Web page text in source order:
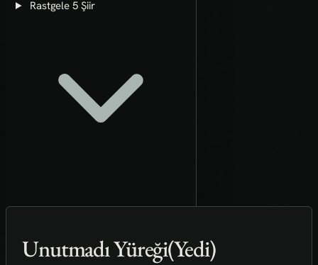
Rastgele 5 Şiir
Unutmadı Yüreği(Yedi)